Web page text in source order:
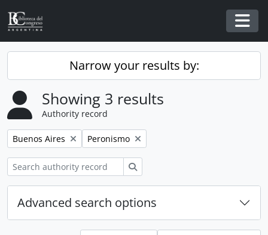
Skip to main content
Narrow your results by:
Showing 3 results
Authority record
Remove filter:
Buenos Aires Remove filter:
Peronismo
Advanced search options